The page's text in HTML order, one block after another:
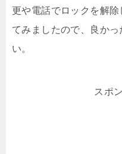
更や電話でロックを解
てみましたので、良か
い。
スポ